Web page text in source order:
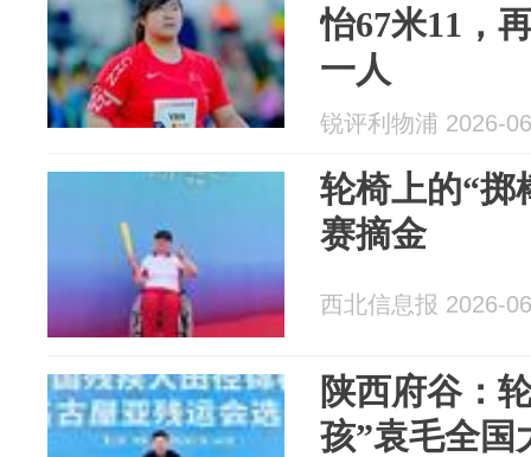
怡67米11，
一人
锐评利物浦 2026-
轮椅上的“掷
赛摘金
西北信息报 2026-
陕西府谷：
孩”袁毛全国